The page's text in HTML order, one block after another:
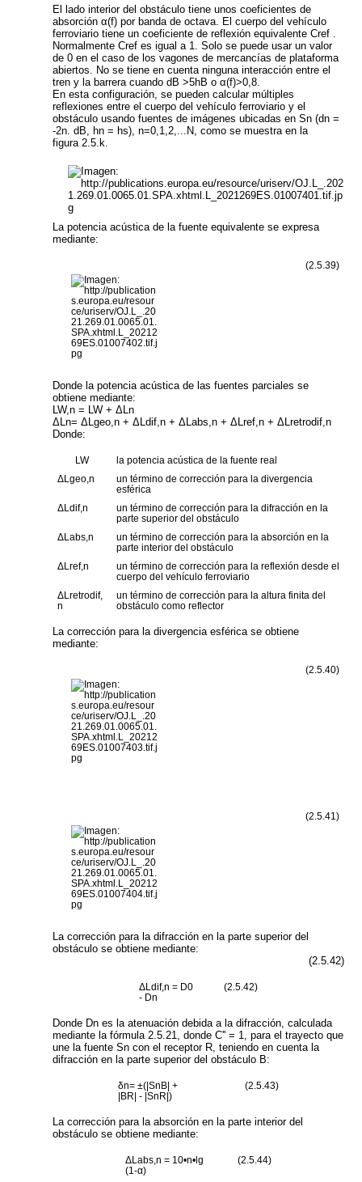
El lado interior del obstáculo tiene unos coeficientes de
absorción α(f) por banda de octava. El cuerpo del vehículo
ferroviario tiene un coeficiente de reflexión equivalente Cref .
Normalmente Cref es igual a 1. Solo se puede usar un valor
de 0 en el caso de los vagones de mercancías de plataforma
abiertos. No se tiene en cuenta ninguna interacción entre el
tren y la barrera cuando d B >5hB o α(f)>0,8.
En esta configuración, se pueden calcular múltiples
reflexiones entre el cuerpo del vehículo ferroviario y el
obstáculo usando fuentes de imágenes ubicadas en Sn(dn=
-2n. d B, hn= hs), n=0,1,2,...N, como se muestra en la
figura 2.5.k.
La potencia acústica de la fuente equivalente se expresa
mediante:
(2.5.39)
Donde la potencia acústica de las fuentes parciales se
obtiene mediante:
LW,n= LW+ ΔLn
ΔLn= ΔLgeo,n+ ΔLdif,n+ ΔLabs,n+ ΔLref,n+ ΔLretrodif,n
Donde:
W
la potencia acústica de la fuente real
ΔL geo,n
un término de corrección para la divergencia
esférica
ΔL dif,n
un término de corrección para la difracción en la
parte superior del obstáculo
ΔL abs,n
un término de corrección para la absorción en la
parte interior del obstáculo
ΔL ref,n
un término de corrección para la reflexión desde el
cuerpo del vehículo ferroviario
ΔL retrodif,
n
un término de corrección para la altura finita del
obstáculo como reflector
La corrección para la divergencia esférica se obtiene
mediante:
(2.5.40)
(2.5.41)
La corrección para la difracción en la parte superior del
obstáculo se obtiene mediante:
(2.5.42)
ΔLdif,n = D0
- Dn
(2.5.42)
Donde Dn es la atenuación debida a la difracción, calculada
mediante la fórmula 2.5.21, donde C'' = 1
, para el trayecto que
une la fuente Sn con el receptor R, teniendo en cuenta la
difracción en la parte superior del obstáculo B:
δn= ±(|SnB| +
|BR| - |SnR|)
(2.5.43)
La corrección para la absorción en la parte interior del
obstáculo se obtiene mediante:
ΔLabs,n = 10•n•lg
(1-α)
(2.5.44)